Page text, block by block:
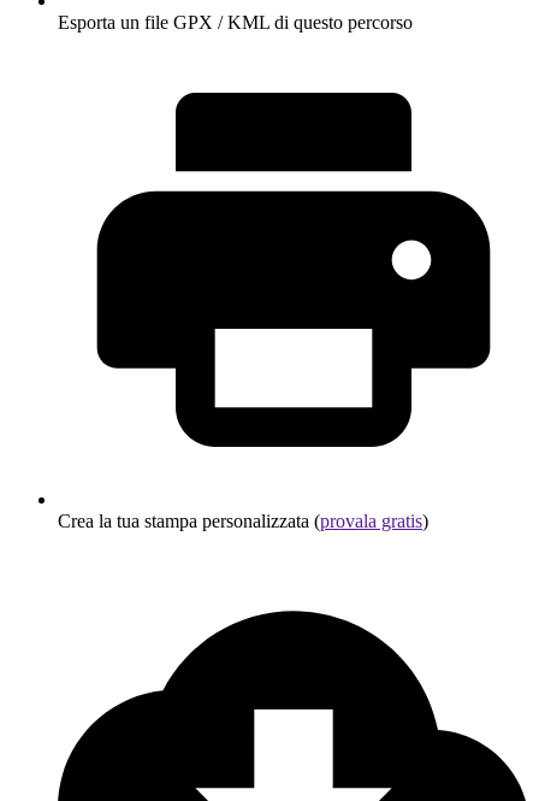
Esporta un file GPX / KML di questo percorso
Crea la tua stampa personalizzata (provala gratis)